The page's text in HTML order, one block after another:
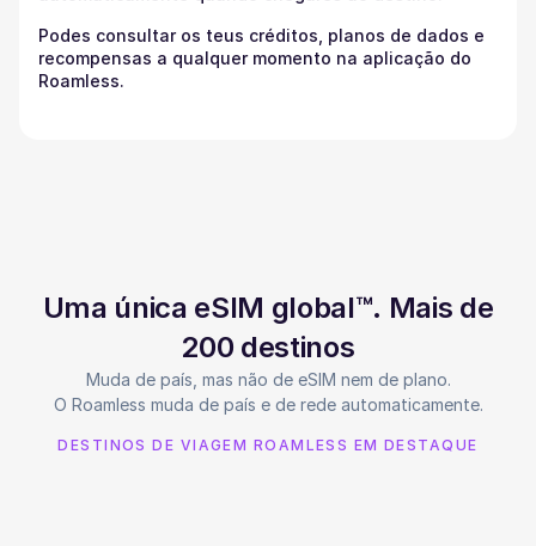
Podes consultar os teus créditos, planos de dados e
recompensas a qualquer momento na aplicação do
Roamless.
Uma única eSIM global™. Mais de
200 destinos
Muda de país, mas não de eSIM nem de plano.
O Roamless muda de país e de rede automaticamente.
DESTINOS DE VIAGEM ROAMLESS EM DESTAQUE